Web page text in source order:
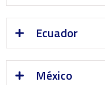
Ecuador
México